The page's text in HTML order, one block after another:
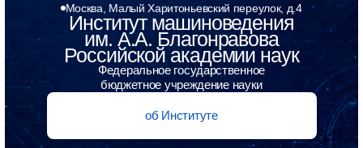
Москва, Малый Харитоньевский переулок, д.4
Институт машиноведения
им. А.А. Благонравова
Российской академии наук
Федеральное государственное
бюджетное учреждение науки
об Институте